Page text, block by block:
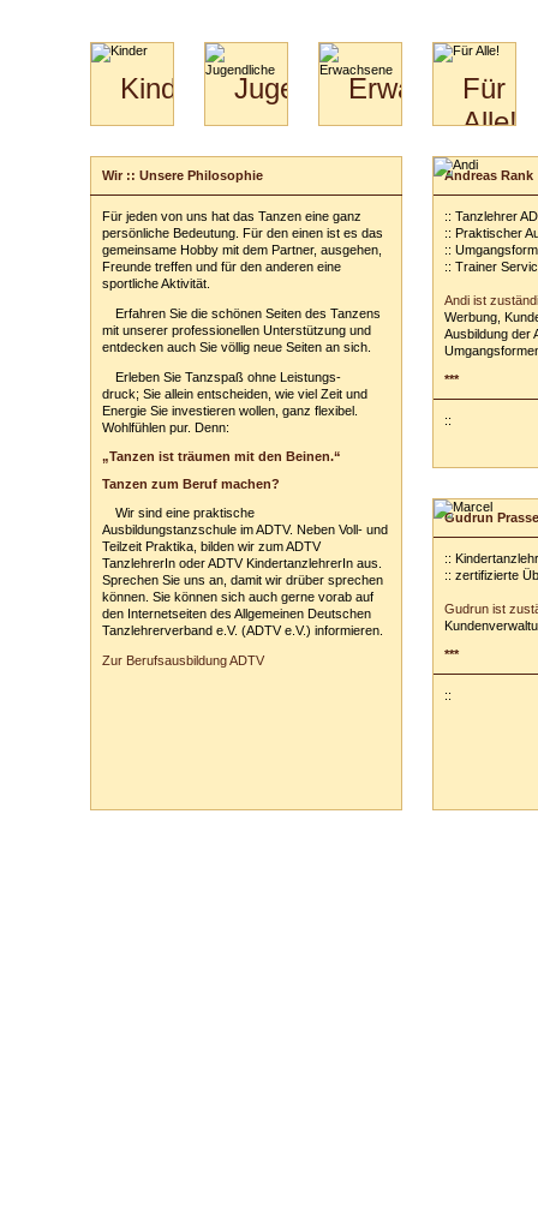
Kinder
Kids
&
Kiga-
Kids
3-
6
JugendlicheErwachsene
Specials
Paare
Hochzeitstanzkurs
Für
Alle!
Bilder
Download
Video
Partner
Catering
Wir :: Unsere Philosophie
Für jeden von uns hat das Tanzen eine ganz
persönliche Bedeutung. Für den einen ist es das
gemeinsame Hobby mit dem Partner, ausgehen,
Freunde treffen und für den anderen eine
sportliche Aktivität.
Erfahren Sie die schönen Seiten des Tanzens
mit unserer professionellen Unterstützung und
entdecken auch Sie völlig neue Seiten an sich.
Erleben Sie Tanzspaß ohne Leistungs-
druck; Sie allein entscheiden, wie viel Zeit und
Energie Sie investieren wollen, ganz flexibel.
Wohlfühlen pur. Denn:
„Tanzen ist träumen mit den Beinen.“
Tanzen zum Beruf machen?
Wir sind eine praktische
Ausbildungstanzschule im ADTV. Neben Voll- und
Teilzeit Praktika, bilden wir zum ADTV
TanzlehrerIn oder ADTV KindertanzlehrerIn aus.
Sprechen Sie uns an, damit wir drüber sprechen
können. Sie können sich auch gerne vorab auf
den Internetseiten des Allgemeinen Deutschen
Tanzlehrerverband e.V. (ADTV e.V.) informieren.
Zur Berufsausbildung ADTV
Andreas Rank
:: Tanzlehrer
:: Praktischer
::
:: Trainer
Andi ist
Werbung,
Ausbildung der
***
::
Gudrun Prasse
::
:: zertifizierte
Gudrun ist
***
::